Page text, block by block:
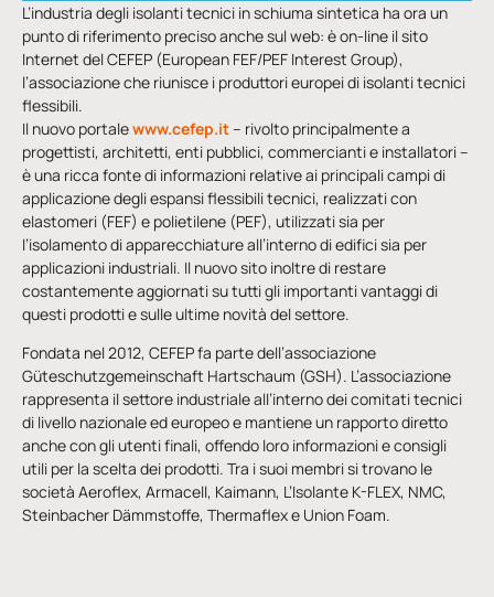
L’industria degli isolanti tecnici in schiuma sintetica ha ora un
punto di riferimento preciso anche sul web: è on-line il sito
Internet del CEFEP (European FEF/PEF Interest Group),
l’associazione che riunisce i produttori europei di isolanti tecnici
flessibili.
Il nuovo portalewww.cefep.it– rivolto principalmente a
progettisti, architetti, enti pubblici, commercianti e installatori –
è una ricca fonte di informazioni relative ai principali campi di
applicazione degli espansi flessibili tecnici, realizzati con
elastomeri (FEF) e polietilene (PEF), utilizzati sia per
l’isolamento di apparecchiature all’interno di edifici sia per
applicazioni industriali. Il nuovo sito inoltre di restare
costantemente aggiornati su tutti gli importanti vantaggi di
questi prodotti e sulle ultime novità del settore.
Fondata nel 2012, CEFEP fa parte dell’associazione
Güteschutzgemeinschaft Hartschaum (GSH). L’associazione
rappresenta il settore industriale all’interno dei comitati tecnici
di livello nazionale ed europeo e mantiene un rapporto diretto
anche con gli utenti finali, offendo loro informazioni e consigli
utili per la scelta dei prodotti. Tra i suoi membri si trovano le
società Aeroflex, Armacell, Kaimann, L’Isolante K-FLEX, NMC,
Steinbacher Dämmstoffe, Thermaflex e Union Foam.